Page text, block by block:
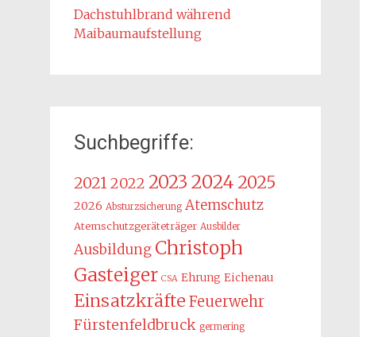
Dachstuhlbrand während
Maibaumaufstellung
Suchbegriffe:
20212022 2023 2024 2025
2026 Absturzsicherung Atemschutz
Atemschutzgeräteträger Ausbilder
Ausbildung Christoph
Gasteiger CSA Ehrung Eichenau
Einsatzkräfte Feuerwehr
Fürstenfeldbruck germering